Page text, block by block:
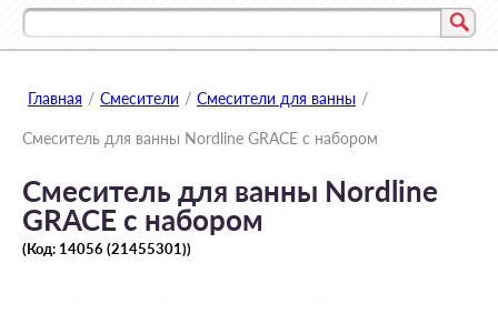
Главная / Смесители / Смесители для ванны /
Смеситель для ванны Nordline GRACE с набором
Смеситель для ванны Nordline
GRACE с набором
(Код: 14056 (21455301))